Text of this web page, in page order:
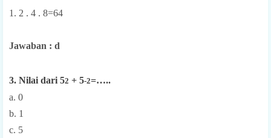
1. 2 . 4 . 8=64
Jawaban : d
3. Nilai dari 52 + 5-2=…..
a. 0
b. 1
c. 5